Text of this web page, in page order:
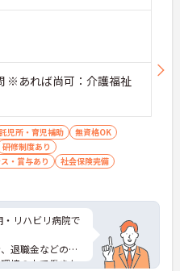
※あれば尚可：介護福祉
託児所・育児補助
無資格OK
研修制度あり
・賞与あり
社会保険完備
リハビリ病院で
退職金などの待
境の中で働きた